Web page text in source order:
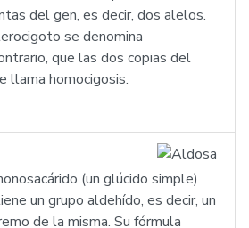
del gen, es decir, dos alelos.
se denomina
que las dos copias del
llama homocigosis.
(un glúcido simple)
un grupo aldehído, es decir, un
de la misma. Su fórmula